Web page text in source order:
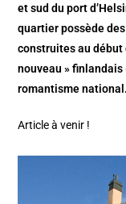
et sud du port
quartier possède
construites au début
nouveau »
romantisme national.
Article à venir !